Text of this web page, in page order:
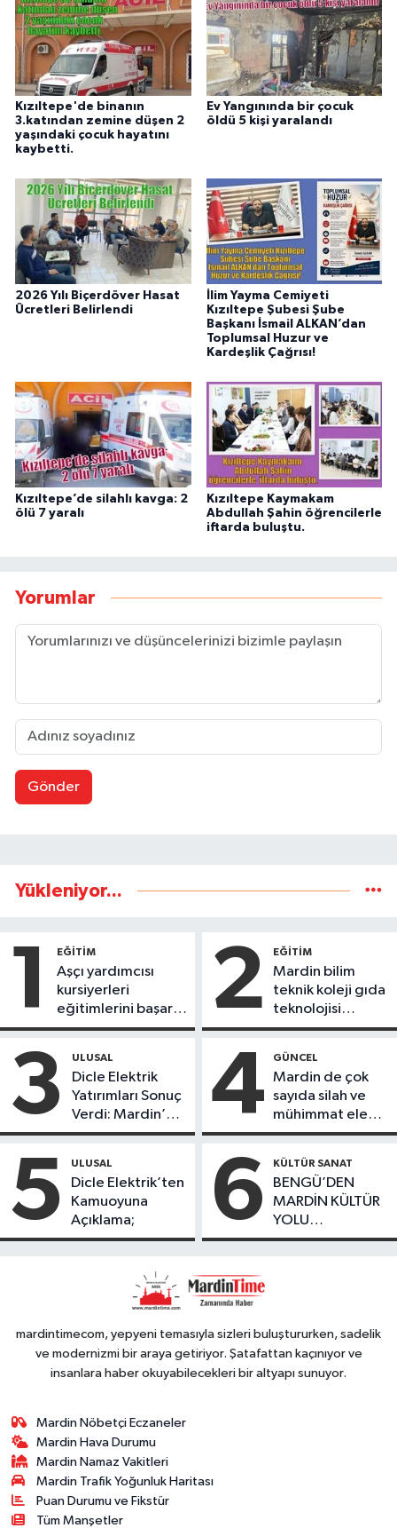
Kızıltepe'de binanın
3.katından zemine düşen 2
yaşındaki çocuk hayatını
kaybetti.
Ev Yangınında bir çocuk
öldü 5 kişi yaralandı
2026 Yılı Biçerdöver Hasat
Ücretleri Belirlendi
İlim Yayma Cemiyeti
Kızıltepe Şubesi Şube
Başkanı İsmail ALKAN’dan
Toplumsal Huzur ve
Kardeşlik Çağrısı!
Kızıltepe’de silahlı kavga: 2
ölü 7 yaralı
Kızıltepe Kaymakam
Abdullah Şahin öğrencilerle
iftarda buluştu.
Yorumlar
Gönder
Yükleniyor...
1 EĞİTİM
Aşçı yardımcısı
kursiyerleri
eğitimlerini başarı
ile tamamladı
2 EĞİTİM
Mardin bilim
teknik koleji gıda
teknolojisi
öğrencileri
ürünlerini satarak
köydeki
çoçuklara kitap
desteğinde
bulundu
3 ULUSAL
Dicle Elektrik
Yatırımları Sonuç
Verdi: Mardin’de
Kayıp Kaçak
Düşüş
4 GÜNCEL
Mardin de çok
sayıda silah ve
mühimmat ele
geçirildi
5 ULUSAL
Dicle Elektrik’ten
Kamuoyuna
Açıklama;
6 KÜLTÜR SANAT
BENGÜ’DEN
MARDİN KÜLTÜR
YOLU
FESTIVALİ’NDE
mardintimecom, yepyeni temasıyla sizleri buluştururken, sadelik
ve modernizmi bir araya getiriyor. Şatafattan kaçınıyor ve
insanlara haber okuyabilecekleri bir altyapı sunuyor.
Mardin Nöbetçi Eczaneler
Mardin Hava Durumu
Mardin Namaz Vakitleri
Mardin Trafik Yoğunluk Haritası
Puan Durumu ve Fikstür
Tüm Manşetler